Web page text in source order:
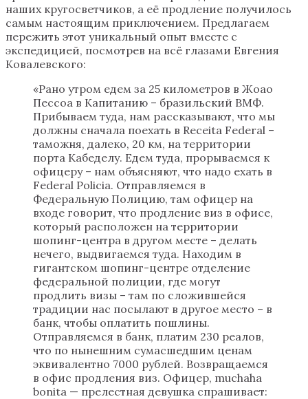
наших кругосветчиков, а её продление получилось
самым настоящим приключением. Предлагаем
пережить этот уникальный опыт вместе с
экспедицией, посмотрев на всё глазами Евгения
Ковалевского:
«Рано утром едем за 25 километров в Жоао
Пессоа в Капитанию – бразильский ВМФ.
Прибываем туда, нам рассказывают, что мы
должны сначала поехать в Receita Federal –
таможня, далеко, 20 км, на территории
порта Кабеделу. Едем туда, прорываемся к
офицеру – нам объясняют, что надо ехать в
Federal Policia. Отправляемся в
Федеральную Полицию, там офицер на
входе говорит, что продление виз в офисе,
который расположен на территории
шопинг-центра в другом месте – делать
нечего, выдвигаемся туда. Находим в
гигантском шопинг-центре отделение
федеральной полиции, где могут
продлить визы – там по сложившейся
традиции нас посылают в другое место – в
банк, чтобы оплатить пошлины.
Отправляемся в банк, платим 230 реалов,
что по нынешним сумасшедшим ценам
эквивалентно 7000 рублей. Возвращаемся
в офис продления виз. Офицер, muchaha
bonita — прелестная девушка спрашивает: